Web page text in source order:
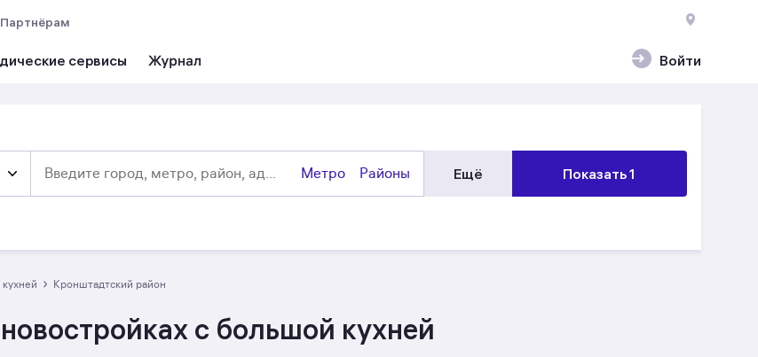
Войти
сервисы
Партнёрам
Метро Районы Ещё Показать 1
кухней › Кронштадтский район
c большой кухней